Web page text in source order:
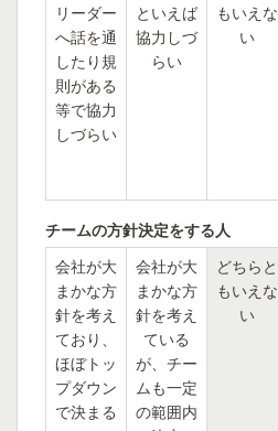
リーダー
へ話を通
したり規
則がある
等で協力
しづらい
といえば
協力しづ
らい
もいえな
い
チームの方針決定をする人
会社が大
まかな方
針を考え
ており、
ほぼトッ
プダウン
で決まる
会社が大
まかな方
針を考え
ている
が、チー
ムも一定
の範囲内
どちらと
もいえな
い